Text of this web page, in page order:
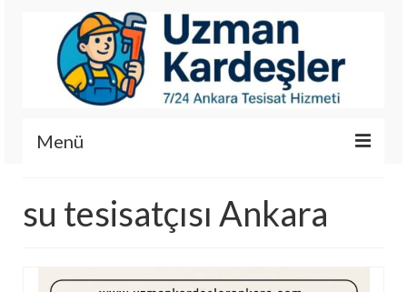
Menü
Hizmetlerimiz
su tesisatçısı Ankara